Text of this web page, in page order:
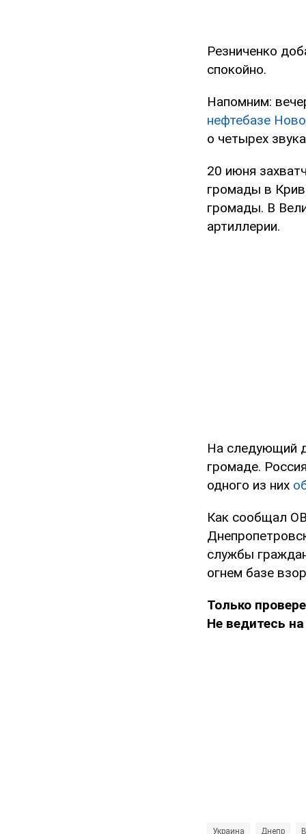
Резниченко
спокойно.
Напомним:
нефтебазе
о четырех
20 июня
громады в
громады. В
артиллерии.
На следующий
громаде.
одного из них
Как сообщал
службы
огнем базе
Только
Не ведитесь
Украина Днепр